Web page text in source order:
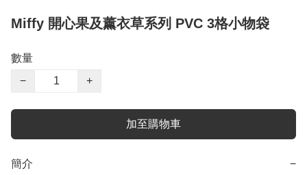
Miffy 開心果及薰衣草系列 PVC 3格小物袋
數量
−
+
加至購物車
簡介 −